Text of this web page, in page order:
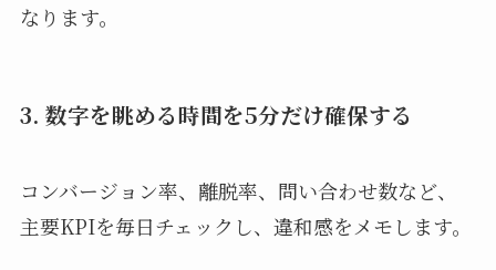
なります。
3. 数字を眺める時間を5分だけ確保する
コンバージョン率、離脱率、問い合わせ数など、
主要KPIを毎日チェックし、違和感をメモします。